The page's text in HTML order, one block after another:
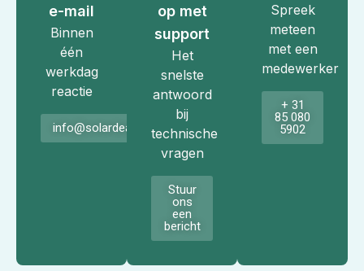
e-mail
Binnen
één
werkdag
reactie
info@solardeals.nl
op met
support
Het
snelste
antwoord
bij
technische
vragen
Stuur
ons
een
bericht
Spreek
meteen
met een
medewerker
+ 31
85 080
5902